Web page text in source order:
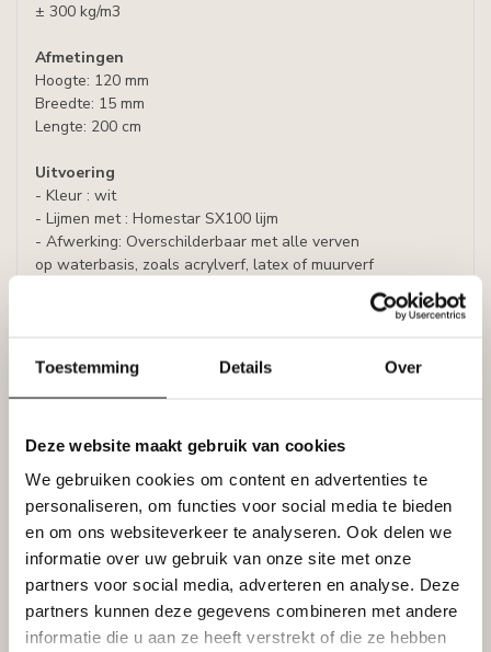
Toestemming Details Over
Deze website maakt gebruik van cookies
We gebruiken cookies om content en advertenties te
personaliseren, om functies voor social media te bieden
en om ons websiteverkeer te analyseren. Ook delen we
informatie over uw gebruik van onze site met onze
partners voor social media, adverteren en analyse. Deze
partners kunnen deze gegevens combineren met andere
informatie die u aan ze heeft verstrekt of die ze hebben
± 300 kg/m3
Afmetingen
Hoogte: 120 mm
Breedte: 15 mm
Lengte: 200 cm
Uitvoering
- Kleur : wit
- Lijmen met : Homestar SX100 lijm
- Afwerking: Overschilderbaar met alle verven
op waterbasis, zoals acrylverf, latex of muurverf
Specificaties
Leverancier
Tags
Gerelateerde producten
HOMESTAR
Homestar Lijmkoker SX100 (490
g)
Op voorraad
€8,95